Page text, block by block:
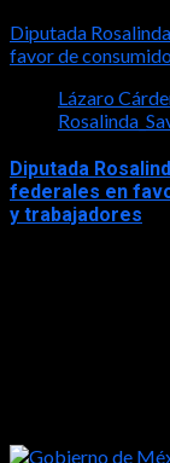
Diputada
favor de
Lázaro
Diputada
federales en
y trabajadores